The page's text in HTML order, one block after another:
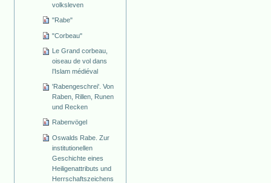
volksleven
"Rabe"
"Corbeau"
Le Grand corbeau,
oiseau de vol dans
l’Islam médiéval
'Rabengeschrei'. Von
Raben, Rillen, Runen
und Recken
Rabenvögel
Oswalds Rabe. Zur
institutionellen
Geschichte eines
Heiligenattributs und
Herrschaftszeichens